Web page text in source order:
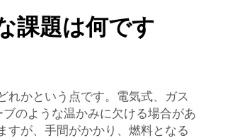
課題は何です
れかという点です。電気式、ガス
のような温かみに欠ける場合があ
すが、手間がかかり、燃料となる